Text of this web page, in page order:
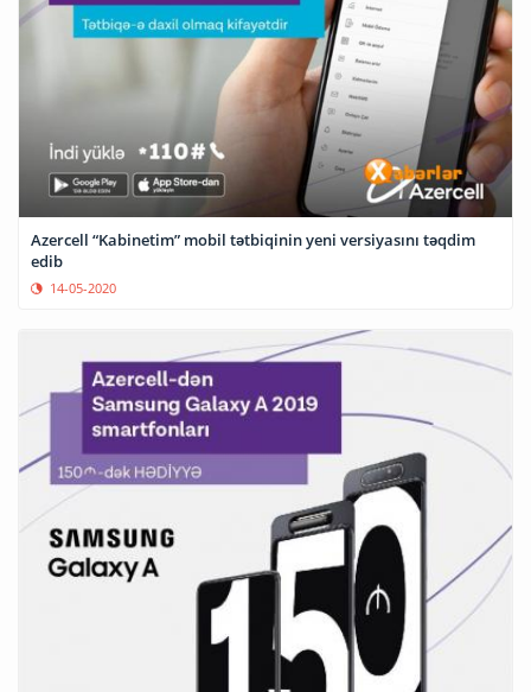
Azercell “Kabinetim” mobil tətbiqinin yeni versiyasını təqdim
edib
14-05-2020